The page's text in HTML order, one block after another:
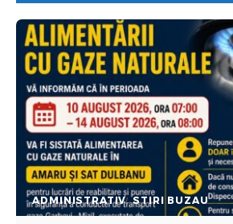
ADMINISTRATIV STIRI BUZAU